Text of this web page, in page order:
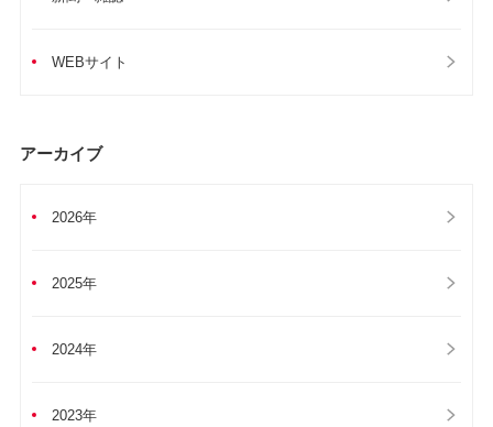
WEBサイト
アーカイブ
2026年
2025年
2024年
2023年